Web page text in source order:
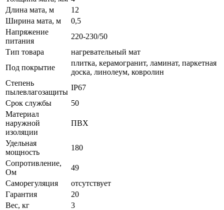
Длина мата, м
12
Ширина мата, м
0,5
Напряжение
питания
220-230/50
Тип товара
нагревательный мат
Под покрытие
плитка, керамогранит, ламинат, паркетная
доска, линолеум, ковролин
Степень
пылевлагозащиты
IP67
Срок службы
50
Материал
наружной
изоляции
ПВХ
Удельная
мощность
180
Сопротивление,
Ом
49
Саморегуляция
отсутствует
Гарантия
20
Вес, кг
3